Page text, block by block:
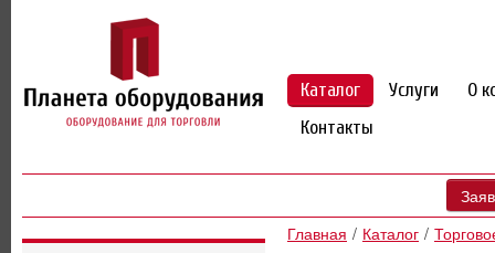
Каталог Услуги
О
Контакты
Главная Каталог